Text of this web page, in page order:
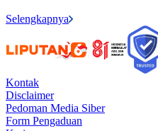
Selengkapnya
Kontak
Disclaimer
Pedoman Media Siber
Form Pengaduan